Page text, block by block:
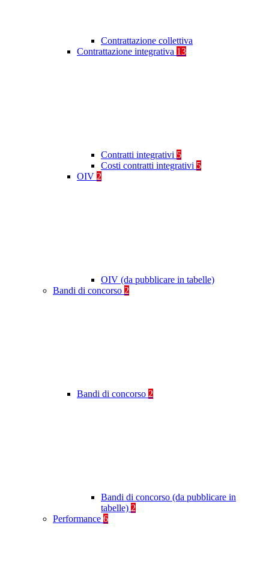
Contrattazione collettiva
Contrattazione integrativa 13
Contratti integrativi 5
Costi contratti integrativi 5
OIV 2
OIV (da pubblicare in tabelle)
Bandi di concorso 2
Bandi di concorso 2
Bandi di concorso (da pubblicare in
tabelle) 2
Performance 6